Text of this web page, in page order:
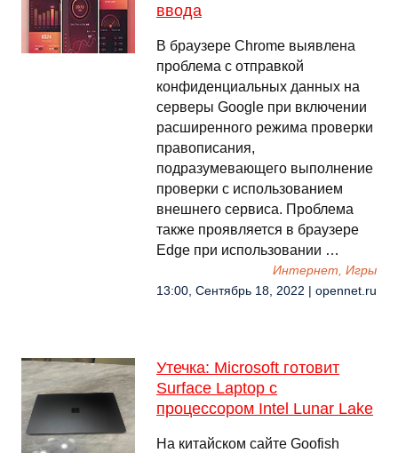
ввода
В браузере Chrome выявлена
проблема с отправкой
конфиденциальных данных на
серверы Google при включении
расширенного режима проверки
правописания,
подразумевающего выполнение
проверки с использованием
внешнего сервиса. Проблема
также проявляется в браузере
Edge при использовании …
Интернет, Игры
13:00, Сентябрь 18, 2022 | opennet.ru
Утечка: Microsoft готовит
Surface Laptop с
процессором Intel Lunar Lake
На китайском сайте Goofish